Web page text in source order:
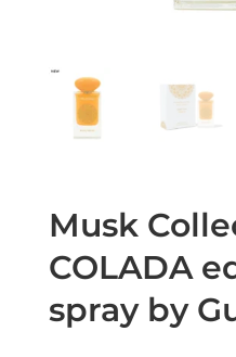
Musk
COLADA
spray by